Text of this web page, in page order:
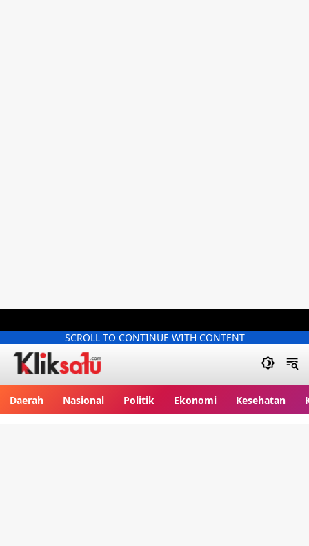
SCROLL TO CONTINUE WITH CONTENT
Daerah Nasional Politik Ekonomi Kesehatan